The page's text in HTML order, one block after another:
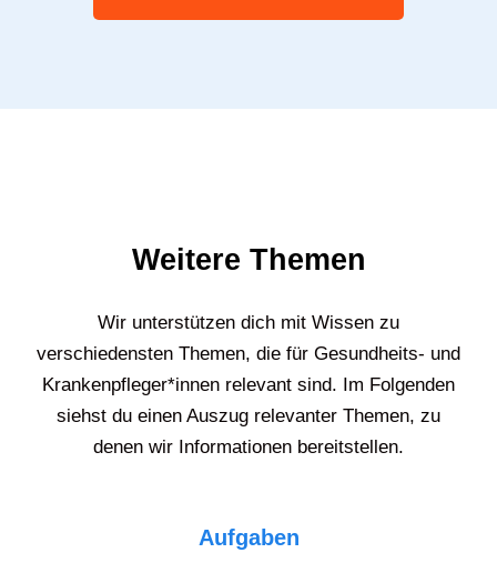
Weitere Themen
Wir unterstützen dich mit Wissen zu
verschiedensten Themen, die für Gesundheits- und
Krankenpfleger*innen relevant sind. Im Folgenden
siehst du einen Auszug relevanter Themen, zu
denen wir Informationen bereitstellen.
Aufgaben